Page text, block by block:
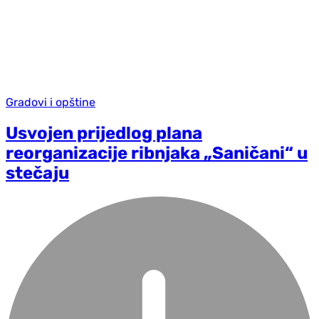
Gradovi i opštine
Usvojen prijedlog plana
reorganizacije ribnjaka „Saničani“ u
stečaju